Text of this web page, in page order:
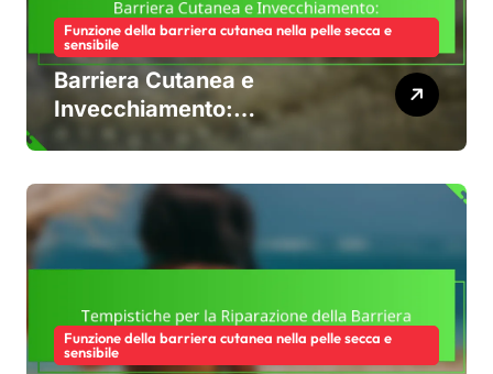
Funzione della barriera cutanea nella pelle secca e
sensibile
Barriera Cutanea e
Invecchiamento:
Cambiamenti, Sfide,
Funzione della barriera cutanea nella pelle secca e
sensibile